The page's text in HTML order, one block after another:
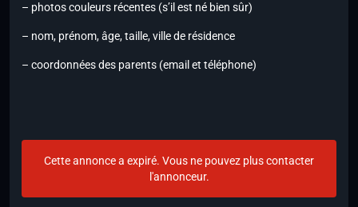
– photos couleurs récentes (s’il est né bien sûr)
– nom, prénom, âge, taille, ville de résidence
– coordonnées des parents (email et téléphone)
Cette annonce a expiré. Vous ne pouvez plus contacter
l'annonceur.